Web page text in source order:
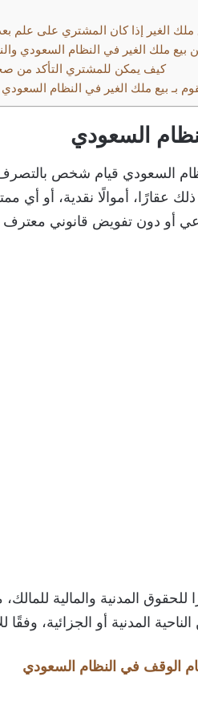
الغير إذا كان المشتري على علم
بيع ملك الغير في النظام السعودي
كيف يمكن للمشتري التأكد من
بـ بيع ملك الغير في النظام
السعودي​
السعودي قيام شخص
ذلك عقارًا، أموالًا نقدية، أو
أو دون تفويض قانوني معترف
المدنية والمالية
المدنية أو الجزائية، وفقًا
الوقف في النظام السعودي